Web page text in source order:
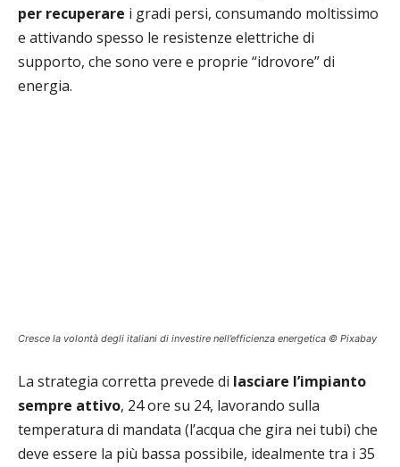
per recuperare i gradi persi, consumando moltissimo
e attivando spesso le resistenze elettriche di
supporto, che sono vere e proprie “idrovore” di
energia.
Cresce la volontà degli italiani di investire nell’efficienza energetica © Pixabay
La strategia corretta prevede di lasciare l’impianto
sempre attivo, 24 ore su 24, lavorando sulla
temperatura di mandata (l’acqua che gira nei tubi) che
deve essere la più bassa possibile, idealmente tra i 35